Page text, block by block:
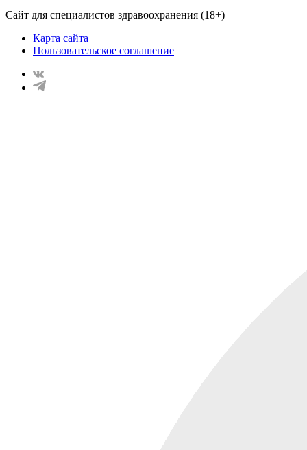
Сайт для специалистов здравоохранения (18+)
Карта сайта
Пользовательское соглашение